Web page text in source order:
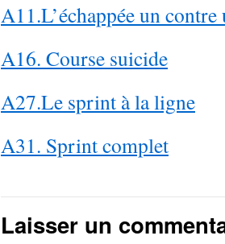
A11.L’échappée un contre
A16. Course suicide
A27.Le sprint à la ligne
A31. Sprint complet
Laisser un